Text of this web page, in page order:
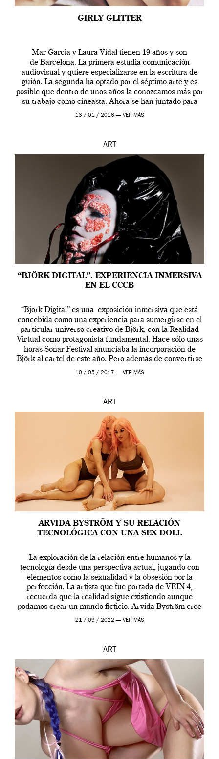
GIRLY GLITTER
Mar Garcia y Laura Vidal tienen 19 años y son
de Barcelona. La primera estudia comunicación
audiovisual y quiere especializarse en la escritura de
guión. La segunda ha optado por el séptimo arte y es
posible que dentro de unos años la conozcamos más por
su trabajo como cineasta. Ahora se han juntado para
contarnos una […]
13 / 01 / 2016 — VER MÁS
ART
“BJÖRK DIGITAL”. EXPERIENCIA INMERSIVA
EN EL CCCB
“Bjork Digital” es una exposición inmersiva que está
concebida como una experiencia para sumergirse en el
particular universo creativo de Björk, con la Realidad
Virtual como protagonista fundamental. Hace sólo unas
horas Sonar Festival anunciaba la incorporación de
Björk al cartel de este año. Pero además de convertirse
en una de las actuaciones más relevantes […]
10 / 05 / 2017 — VER MÁS
ART
ARVIDA BYSTRÖM Y SU RELACIÓN
TECNOLÓGICA CON UNA SEX DOLL
La exploración de la relación entre humanos y la
tecnología desde una perspectiva actual, jugando con
elementos como la sexualidad y la obsesión por la
perfección. La artista que fue portada de VEIN 4,
recuerda que la realidad sigue existiendo aunque
podamos crear un mundo ficticio. Arvida Byström cree
que los humanos tienen un complejo […]
21 / 09 / 2022 — VER MÁS
ART